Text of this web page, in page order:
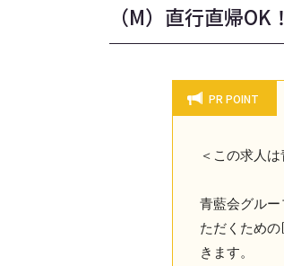
（M）直行直帰
PR POINT
＜この求人
青藍会グル
ただくため
きます。